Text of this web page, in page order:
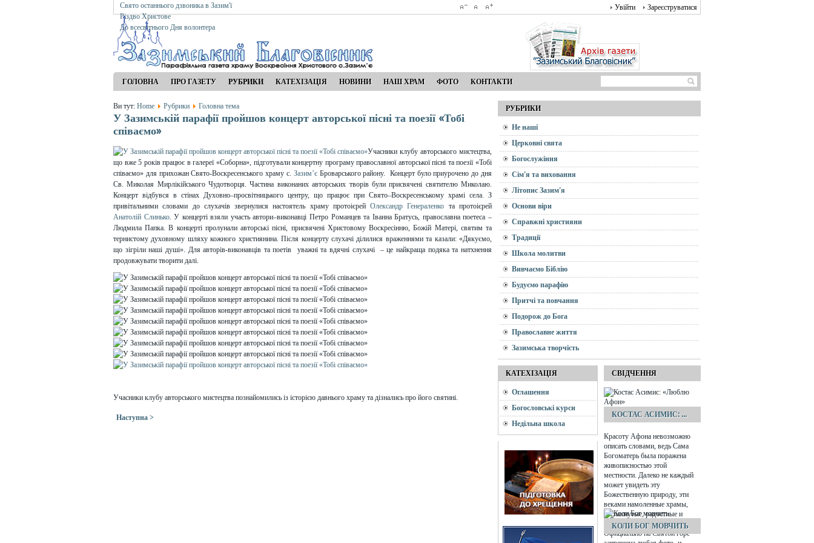
Свято останнього дзвоника в Зазим'ї
Різдво Христове
До всесвітнього Дня волонтера
Увійти Зареєструватися
ГОЛОВНА ПРО ГАЗЕТУ РУБРИКИ КАТЕХІЗАЦІЯ НОВИНИ НАШ ХРАМ ФОТО КОНТАКТИ
Ви тут: Home Рубрики Головна тема
У Зазимській парафії пройшов концерт авторської пісні та поезії «Тобі
співаємо»
Учасники клубу авторського мистецтва,
що вже 5 років працює в галереї «Соборна», підготували концертну програму православної авторської пісні та поезії «Тобі
співаємо» для прихожан Свято-Воскресенського храму с. Зазим’єБроварського району. Концерт було приурочено до дня
Св. Миколая Мирлікійського Чудотворця. Частина виконаних авторських творів були присвячені святителю Миколаю.
Концерт відбувся в стінах Духовно–просвітницького центру, що працює при Свято–Воскресенському храмі села. З
привітальними словами до слухачів звернулися настоятель храму протоієрейОлександр Генераленко та протоієрей
Анатолій Слинько. У концерті взяли участь автори–виконавці Петро Романцев та Іванна Братусь, православна поетеса –
Людмила Папка. В концерті пролунали авторські пісні, присвячені Христовому Воскресінню, Божій Матері, святим та
тернистому духовному шляху кожного християнина. Після концерту слухачі ділилися враженнями та казали: «Дякуємо,
що зігріли наші душі». Для авторів-виконавців та поетів уважні та вдячні слухачі – це найкраща подяка та натхнення
продовжувати творити далі.
Учасники клубу авторського мистецтва познайомились із історією давнього храму та дізнались про його святині.
Наступна >
РУБРИКИ
Не наші
Церковні свята
Богослужіння
Сім'я та виховання
Літопис Зазим'я
Основи віри
Справжні християни
Традиції
Школа молитви
Вивчаємо Біблію
Будуємо парафію
Притчі та повчання
Подорож до Бога
Православне життя
Зазимська творчість
КАТЕХІЗАЦІЯ
Оглашення
Богословські курси
Недільна школа
СВІДЧЕННЯ
КОСТАС АСИМИС: ...
Красоту Афона невозможно
описать словами, ведь Сама
Богоматерь была поражена
живописностью этой
местности. Далеко не каждый
может увидеть эту
Божественную природу, эти
веками намоленные храмы,
распахнутые, радостные и
зовущие ввысь небеса…
Официально на Святой горе
КОЛИ БОГ МОВЧИТЬ